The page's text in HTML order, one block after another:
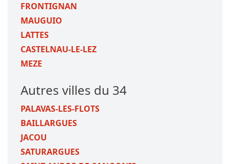
FRONTIGNAN
MAUGUIO
LATTES
CASTELNAU-LE-LEZ
MEZE
Autres villes du 34
PALAVAS-LES-FLOTS
BAILLARGUES
JACOU
SATURARGUES